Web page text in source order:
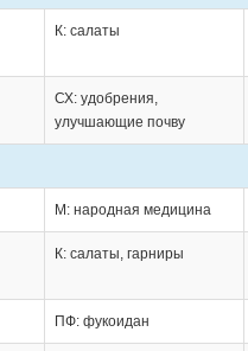
К: салаты
СХ: удобрения,
улучшающие почву
М: народная медицина
К: салаты, гарниры
ПФ: фукоидан